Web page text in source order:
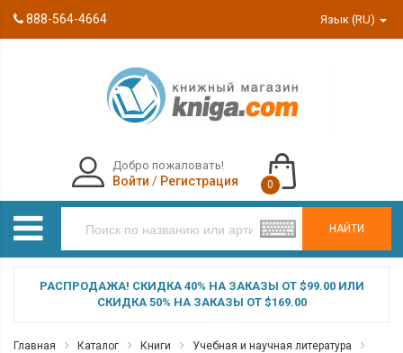
888-564-4664 Язык (RU)
НАЙТИ
Добро пожаловать!
Войти / Регистрация 0
РАСПРОДАЖА! СКИДКА 40% НА ЗАКАЗЫ ОТ $99.00 ИЛИ
СКИДКА 50% НА ЗАКАЗЫ ОТ $169.00
Главная Каталог Книги
Учебная и научная литература